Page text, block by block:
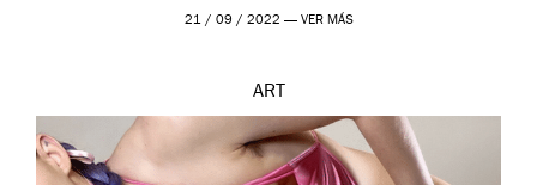
que los humanos tienen un complejo […]
21 / 09 / 2022 — VER MÁS
ART